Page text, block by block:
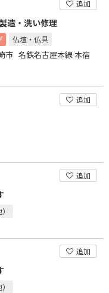
追加
造・洗い修理
仏壇・仏具
市 名鉄名古屋本線 本宿
追加
追加
追加